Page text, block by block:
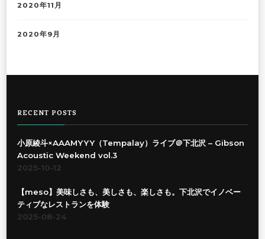
2020年11月
2020年9月
RECENT POSTS
小原綾斗×AAAMYYY（Tempalay）ライブ＠下北沢 – Gibson
Acoustic Weekend vol.3
2025-10-12
【meso】美味しさも、美しさも、楽しさも。下北沢でイノベー
ティブなレストランを体験
2025-08-24